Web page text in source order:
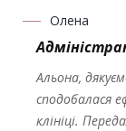
Олена
Альона,
сподобалася
клініці.